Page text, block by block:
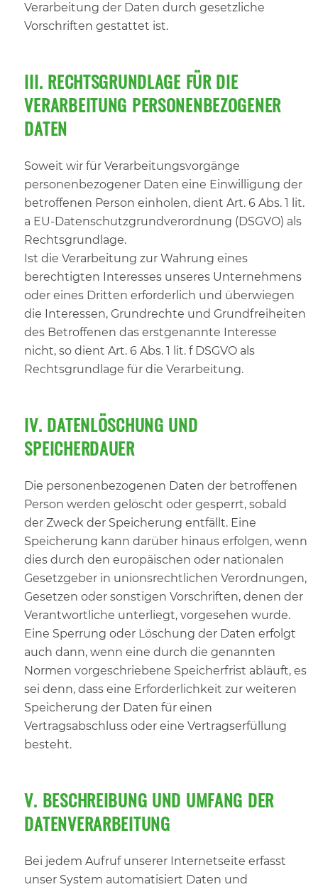
Verarbeitung der Daten durch gesetzliche
Vorschriften gestattet ist.
III. RECHTSGRUNDLAGE FÜR DIE
VERARBEITUNG PERSONENBEZOGENER
DATEN
Soweit wir für Verarbeitungsvorgänge
personenbezogener Daten eine Einwilligung der
betroffenen Person einholen, dient Art. 6 Abs. 1 lit.
a EU-Datenschutzgrundverordnung (DSGVO) als
Rechtsgrundlage.
Ist die Verarbeitung zur Wahrung eines
berechtigten Interesses unseres Unternehmens
oder eines Dritten erforderlich und überwiegen
die Interessen, Grundrechte und Grundfreiheiten
des Betroffenen das erstgenannte Interesse
nicht, so dient Art. 6 Abs. 1 lit. f DSGVO als
Rechtsgrundlage für die Verarbeitung.
IV. DATENLÖSCHUNG UND
SPEICHERDAUER
Die personenbezogenen Daten der betroffenen
Person werden gelöscht oder gesperrt, sobald
der Zweck der Speicherung entfällt. Eine
Speicherung kann darüber hinaus erfolgen, wenn
dies durch den europäischen oder nationalen
Gesetzgeber in unionsrechtlichen Verordnungen,
Gesetzen oder sonstigen Vorschriften, denen der
Verantwortliche unterliegt, vorgesehen wurde.
Eine Sperrung oder Löschung der Daten erfolgt
auch dann, wenn eine durch die genannten
Normen vorgeschriebene Speicherfrist abläuft, es
sei denn, dass eine Erforderlichkeit zur weiteren
Speicherung der Daten für einen
Vertragsabschluss oder eine Vertragserfüllung
besteht.
V. BESCHREIBUNG UND UMFANG DER
DATENVERARBEITUNG
Bei jedem Aufruf unserer Internetseite erfasst
unser System automatisiert Daten und